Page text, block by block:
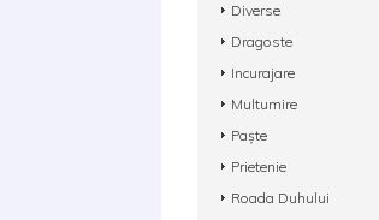
Diverse
Dragoste
Incurajare
Multumire
Paște
Prietenie
Roada Duhului